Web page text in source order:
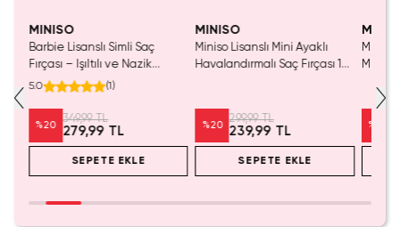
MINISO
Barbie Lisanslı Simli Saç
Fırçası – Işıltılı ve Nazik
Tarama Sağlayan Tasarım
5.0 (1)
%20
349,99 TL
279,99 TL
SEPETE EKLE
MINISO
Miniso Lisanslı Mini Ayaklı
Havalandırmalı Saç Fırçası 17
%20
299,99 TL
239,99 TL
SEPETE EKLE
Miniso
Mini
%